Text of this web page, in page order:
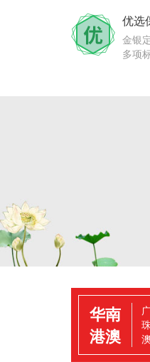
优选
金银
多项
华南
港澳